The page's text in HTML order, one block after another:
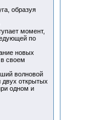
образуя
момент,
по
новых
своем
волновой
открытых
одном и